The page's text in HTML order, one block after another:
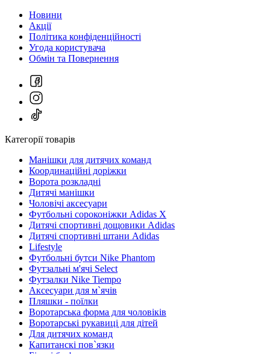
Новини
Акції
Політика конфіденційності
Угода користувача
Обмін та Повернення
Категорії товарів
Манішки для дитячих команд
Координаційні доріжки
Ворота розкладні
Дитячі манішки
Чоловічі аксесуари
Футбольні сороконіжки Adidas X
Дитячі спортивні дощовики Adidas
Дитячі спортивні штани Adidas
Lifestyle
Футбольні бутси Nike Phantom
Футзальні м'ячі Select
Футзалки Nike Tiempo
Аксесуари для м`ячів
Пляшки - поїлки
Воротарська форма для чоловіків
Воротарські рукавиці для дітей
Для дитячих команд
Капитанскі пов`язки